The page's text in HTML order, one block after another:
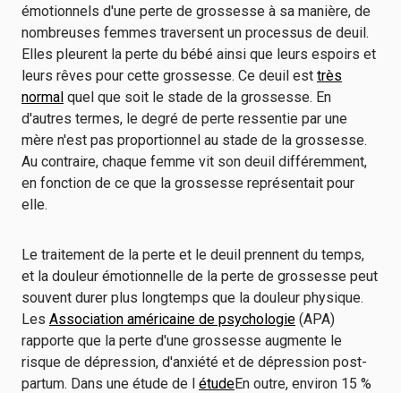
émotionnels d'une perte de grossesse à sa manière, de
nombreuses femmes traversent un processus de deuil.
Elles pleurent la perte du bébé ainsi que leurs espoirs et
leurs rêves pour cette grossesse. Ce deuil est très
normal quel que soit le stade de la grossesse. En
d'autres termes, le degré de perte ressentie par une
mère n'est pas proportionnel au stade de la grossesse.
Au contraire, chaque femme vit son deuil différemment,
en fonction de ce que la grossesse représentait pour
elle.
Le traitement de la perte et le deuil prennent du temps,
et la douleur émotionnelle de la perte de grossesse peut
souvent durer plus longtemps que la douleur physique.
Les Association américaine de psychologie (APA)
rapporte que la perte d'une grossesse augmente le
risque de dépression, d'anxiété et de dépression post-
partum. Dans une étude de l étudeEn outre, environ 15 %